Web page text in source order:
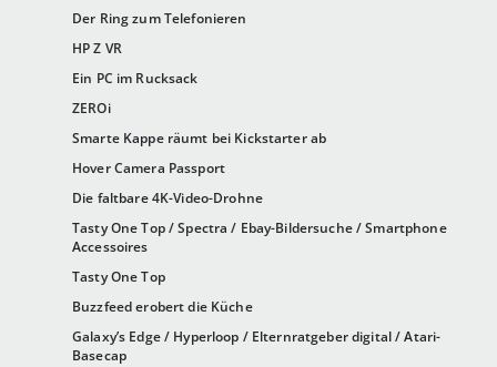
Der Ring zum Telefonieren
HP Z VR
Ein PC im Rucksack
ZEROi
Smarte Kappe räumt bei Kickstarter ab
Hover Camera Passport
Die faltbare 4K-Video-Drohne
Tasty One Top / Spectra / Ebay-Bildersuche / Smartphone
Accessoires
Tasty One Top
Buzzfeed erobert die Küche
Galaxy’s Edge / Hyperloop / Elternratgeber digital / Atari-
Basecap